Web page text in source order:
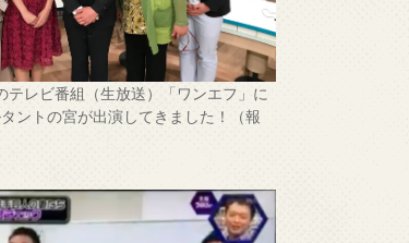
テレビ番組（生放送）「ワンエフ」に
ントの宮が出演してきました！（報